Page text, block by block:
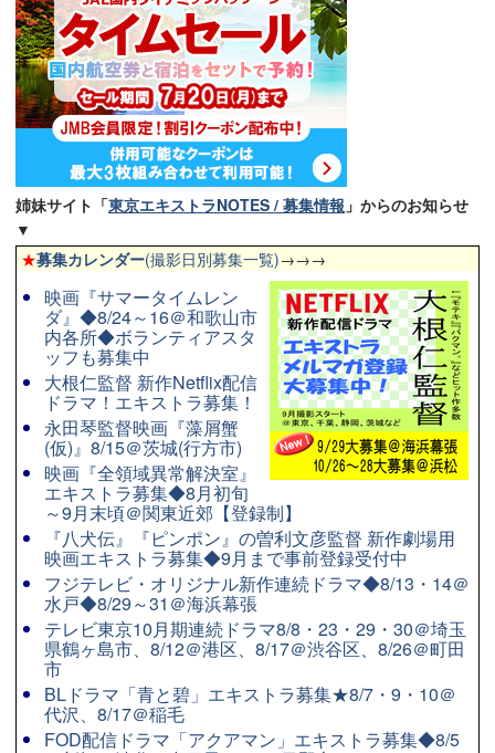
姉妹サイト「東京エキストラNOTES / 募集情報 」からのお知らせ
▼
★募集カレンダー(撮影日別募集一覧)→→→
映画『サマータイムレン
ダ』◆8/24～16＠和歌山市
内各所◆ボランティアスタ
ッフも募集中
大根仁監督 新作Netflix配信
ドラマ！エキストラ募集！
永田琴監督映画『藻屑蟹
(仮)』8/15＠茨城(行方市)
映画『全領域異常解決室』
エキストラ募集◆8月初旬
～9月末頃＠関東近郊【登録制】
『八犬伝』『ピンポン』の曽利文彦監督 新作劇場用
映画エキストラ募集◆9月まで事前登録受付中
フジテレビ・オリジナル新作連続ドラマ◆8/13・14＠
水戸◆8/29～31＠海浜幕張
テレビ東京10月期連続ドラマ8/8・23・29・30＠埼玉
県鶴ヶ島市、8/12＠港区、8/17＠渋谷区、8/26＠町田
市
BLドラマ「青と碧」エキストラ募集★8/7・9・10＠
代沢、8/17＠稲毛
FOD配信ドラマ「アクアマン」エキストラ募集◆8/5